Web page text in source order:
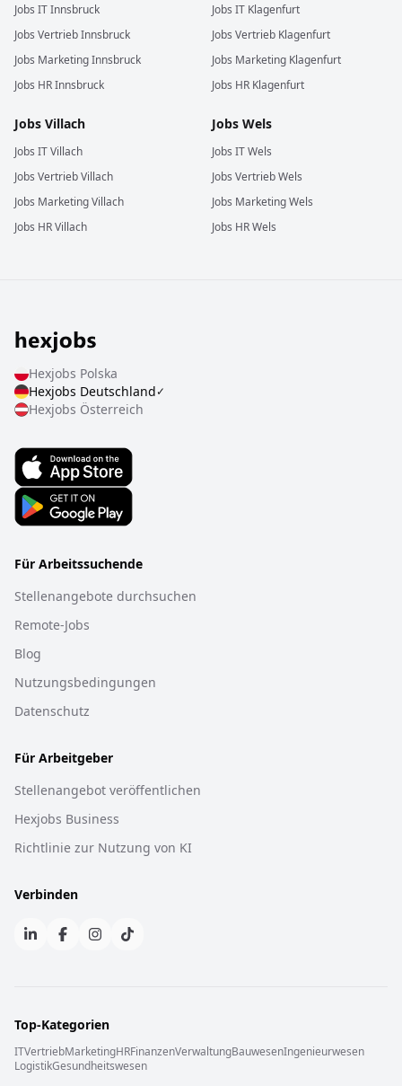
Jobs ITInnsbruck
Jobs VertriebInnsbruck
Jobs MarketingInnsbruck
Jobs HRInnsbruck
Jobs IT Klagenfurt
Jobs Vertrieb Klagenfurt
Jobs Marketing Klagenfurt
Jobs HR Klagenfurt
Jobs Villach
Jobs ITVillach
Jobs VertriebVillach
Jobs MarketingVillach
Jobs HRVillach
Jobs Wels
Jobs ITWels
Jobs VertriebWels
Jobs MarketingWels
Jobs HRWels
Hexjobs Polska
Hexjobs Deutschland✓
Hexjobs Österreich
Für Arbeitssuchende
Stellenangebote durchsuchen
Remote-Jobs
Blog
Nutzungsbedingungen
Datenschutz
Für Arbeitgeber
Stellenangebot veröffentlichen
Hexjobs Business
Richtlinie zur Nutzung von KI
Verbinden
Top-Kategorien
ITVertriebMarketingHRFinanzenVerwaltungBauwesenIngenieurwesen
LogistikGesundheitswesen